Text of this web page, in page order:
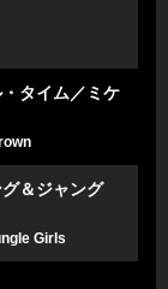
タイム／ミケ
＆ジャング
Girls